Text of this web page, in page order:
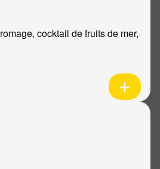
cocktail de fruits de mer,